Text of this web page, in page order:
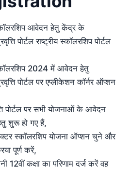
आवेदन हेतु केंद्र के
पोर्टल राष्ट्रीय स्कॉलरशिप पोर्टल
2024 में आवेदन हेतु
पोर्टल पर एप्लीकेशन कॉर्नर ऑप्शन
पोर्टल पर सभी योजनाओं के आवेदन
शुरू हो गए हैं,
स्कॉलरशिप योजना ऑप्शन चुने और
पूर्ण करें,
12वीं कक्षा का परिणाम दर्ज करें वह